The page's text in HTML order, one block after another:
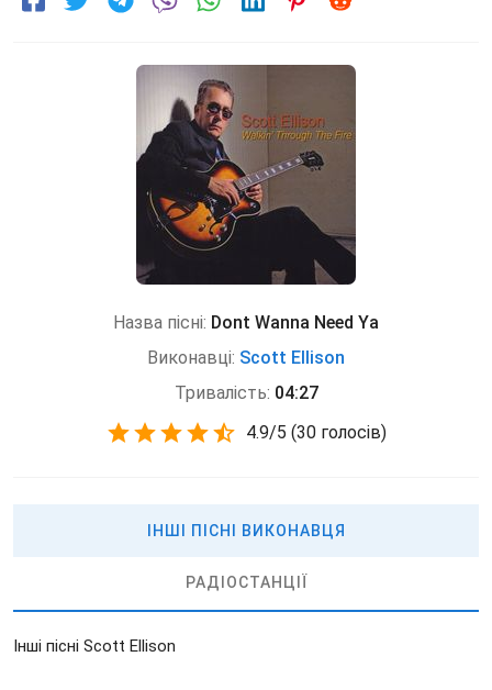
Назва пісні: Dont Wanna Need Ya
Виконавці: Scott Ellison
Тривалість: 04:27
4.9/5 (30 голосів)
ІНШІ ПІСНІ ВИКОНАВЦЯ
РАДІОСТАНЦІЇ
Інші пісні Scott Ellison